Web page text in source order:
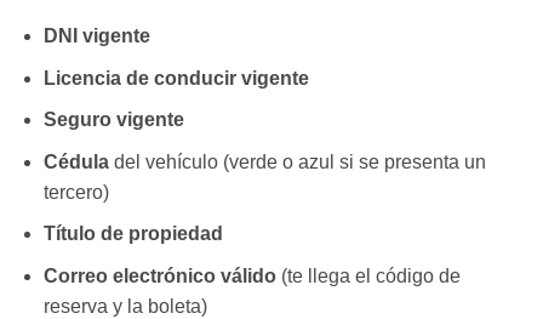
DNI vigente
Licencia de conducir vigente
Seguro vigente
Céduladel vehículo (verde o azul si se presenta un
tercero)
Título de propiedad
Correo electrónico válido(te llega el código de
reserva y la boleta)